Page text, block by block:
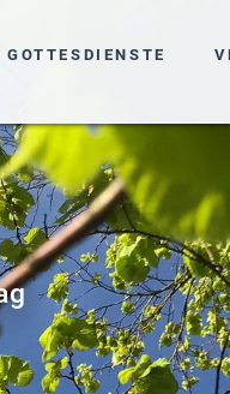
GOTTESDIENSTE